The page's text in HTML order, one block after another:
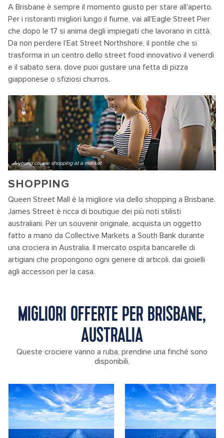
A Brisbane è sempre il momento giusto per stare all'aperto.
Per i ristoranti migliori lungo il fiume, vai all'Eagle Street Pier
che dopo le 17 si anima degli impiegati che lavorano in città.
Da non perdere l'Eat Street Northshore, il pontile che si
trasforma in un centro dello street food innovativo il venerdì
e il sabato sera, dove puoi gustare una fetta di pizza
giapponese o sfiziosi churros.
A young couple shopping at a market
SHOPPING
Queen Street Mall è la migliore via dello shopping a Brisbane.
James Street è ricca di boutique dei più noti stilisti
australiani. Per un souvenir originale, acquista un oggetto
fatto a mano da Collective Markets a South Bank durante
una crociera in Australia. Il mercato ospita bancarelle di
artigiani che propongono ogni genere di articoli, dai gioielli
agli accessori per la casa.
MIGLIORI OFFERTE PER BRISBANE,
AUSTRALIA
Queste crociere vanno a ruba, prendine una finché sono
disponibili.